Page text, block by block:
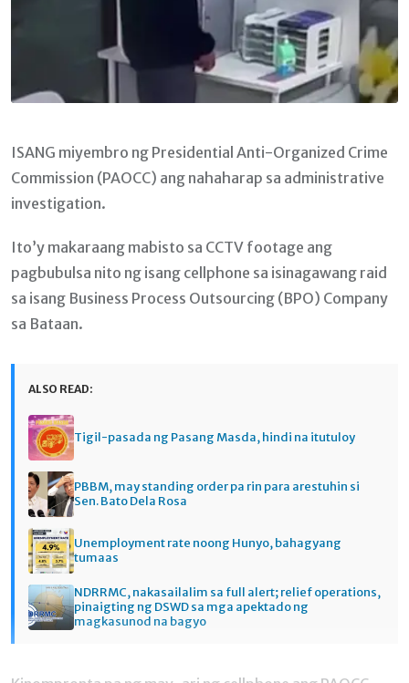
ISANG miyembro ng Presidential Anti-Organized Crime
Commission (PAOCC) ang nahaharap sa administrative
investigation.
Ito’y makaraang mabisto sa CCTV footage ang
pagbubulsa nito ng isang cellphone sa isinagawang raid
sa isang Business Process Outsourcing (BPO) Company
sa Bataan.
ALSO READ:
Tigil-pasada ng Pasang Masda, hindi na itutuloy
PBBM, may standing order pa rin para arestuhin si
Sen. Bato Dela Rosa
Unemployment rate noong Hunyo, bahagyang
tumaas
NDRRMC, nakasailalim sa full alert; relief operations,
pinaigting ng DSWD sa mga apektado ng
magkasunod na bagyo